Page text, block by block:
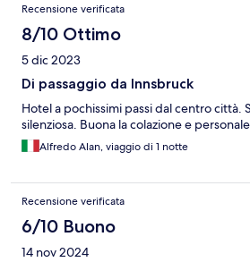
Recensione verificata
8/10 Ottimo
5 dic 2023
Di passaggio da Innsbruck
Hotel a pochissimi passi dal centro città.
silenziosa. Buona la colazione e
Alfredo Alan, viaggio di 1 notte
Recensione verificata
6/10 Buono
14 nov 2024